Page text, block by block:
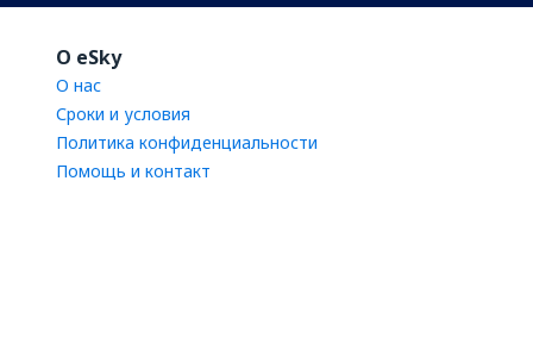
O eSky
О нас
Сроки и условия
Политика конфиденциальности
Помощь и контакт